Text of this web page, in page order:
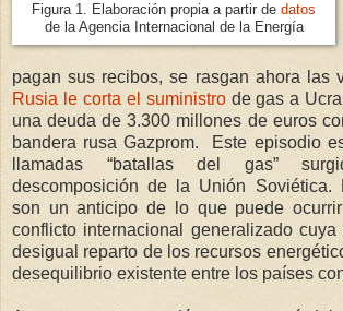
Figura 1. Elaboración propia a partir de datos
de la Agencia Internacional de la Energía
pagan sus recibos, se rasgan ahora las
Rusia le corta el suministrode gas a
una deuda de 3.300 millones de euros
bandera rusa Gazprom. Este episodio
llamadas “batallas del gas”
descomposición de la Unión Soviética.
son un anticipo de lo que puede
conflicto internacional generalizado cuya
desigual reparto de los recursos
desequilibrio existente entre los países